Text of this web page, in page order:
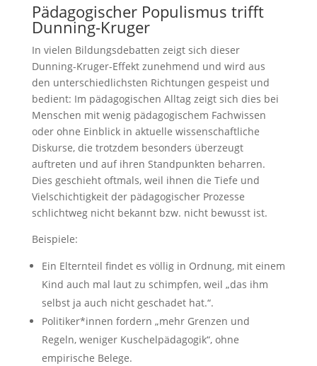
Pädagogischer Populismus trifft
Dunning-Kruger
In vielen Bildungsdebatten zeigt sich dieser
Dunning-Kruger-Effekt zunehmend und wird aus
den unterschiedlichsten Richtungen gespeist und
bedient: Im pädagogischen Alltag zeigt sich dies bei
Menschen mit wenig pädagogischem Fachwissen
oder ohne Einblick in aktuelle wissenschaftliche
Diskurse, die trotzdem besonders überzeugt
auftreten und auf ihren Standpunkten beharren.
Dies geschieht oftmals, weil ihnen die Tiefe und
Vielschichtigkeit der pädagogischer Prozesse
schlichtweg nicht bekannt bzw. nicht bewusst ist.
Beispiele:
Ein Elternteil findet es völlig in Ordnung, mit einem
Kind auch mal laut zu schimpfen, weil „das ihm
selbst ja auch nicht geschadet hat.“.
Politiker*innen fordern „mehr Grenzen und
Regeln, weniger Kuschelpädagogik“, ohne
empirische Belege.